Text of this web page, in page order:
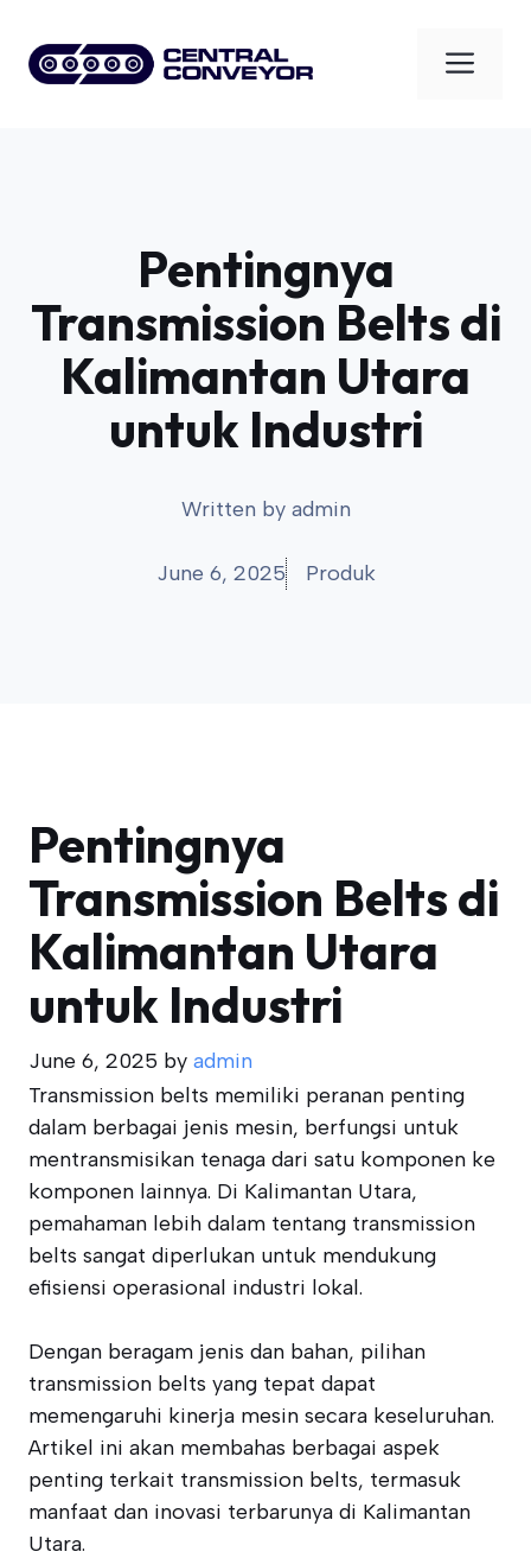
content
Pentingnya
Transmission Belts di
Kalimantan Utara
untuk Industri
Written by admin
June 6, 2025 Produk
Pentingnya
Transmission Belts di
Kalimantan Utara
untuk Industri
June 6, 2025 by admin
Transmission belts memiliki peranan penting
dalam berbagai jenis mesin, berfungsi untuk
mentransmisikan tenaga dari satu komponen ke
komponen lainnya. Di Kalimantan Utara,
pemahaman lebih dalam tentang transmission
belts sangat diperlukan untuk mendukung
efisiensi operasional industri lokal.
Dengan beragam jenis dan bahan, pilihan
transmission belts yang tepat dapat
memengaruhi kinerja mesin secara keseluruhan.
Artikel ini akan membahas berbagai aspek
penting terkait transmission belts, termasuk
manfaat dan inovasi terbarunya di Kalimantan
Utara.